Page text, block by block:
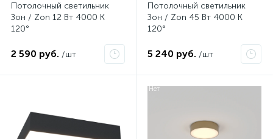
Потолочный светильник
Зон / Zon 12 Вт 4000 К
120°
2 590 руб. /шт
Потолочный светильник
Зон / Zon 45 Вт 4000 К
120°
5 240 руб. /шт
Нет